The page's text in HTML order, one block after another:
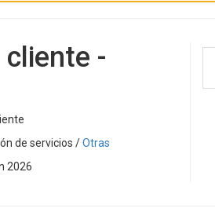
-
de servicios /Otras
2026